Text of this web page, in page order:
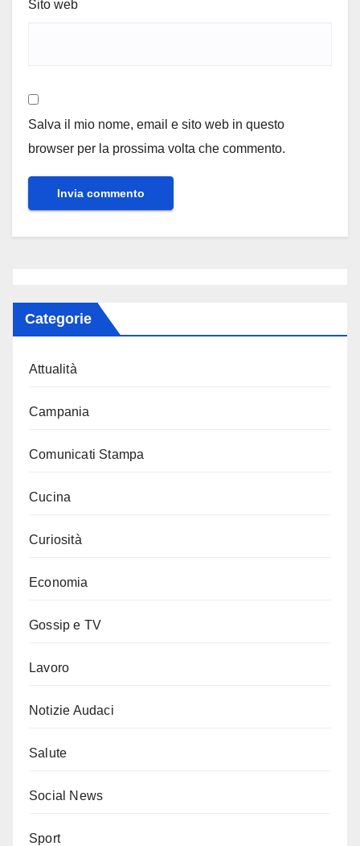
Sito web
Salva il mio nome, email e sito web in questo
browser per la prossima volta che commento.
Categorie
Attualità
Campania
Comunicati Stampa
Cucina
Curiosità
Economia
Gossip e TV
Lavoro
Notizie Audaci
Salute
Social News
Sport